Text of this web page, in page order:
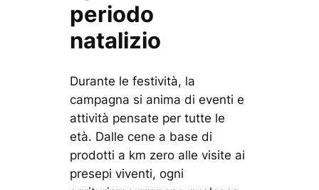
periodo
natalizio
Durante le festività, la
campagna si anima di eventi e
attività pensate per tutte le
età. Dalle cene a base di
prodotti a km zero alle visite ai
presepi viventi, ogni